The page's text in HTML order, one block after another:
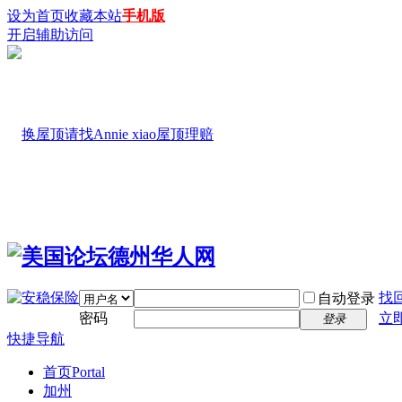
设为首页收藏本站手机版
开启辅助访问
自动登录 找
密码
登录
立
快捷导航
首页Portal
加州